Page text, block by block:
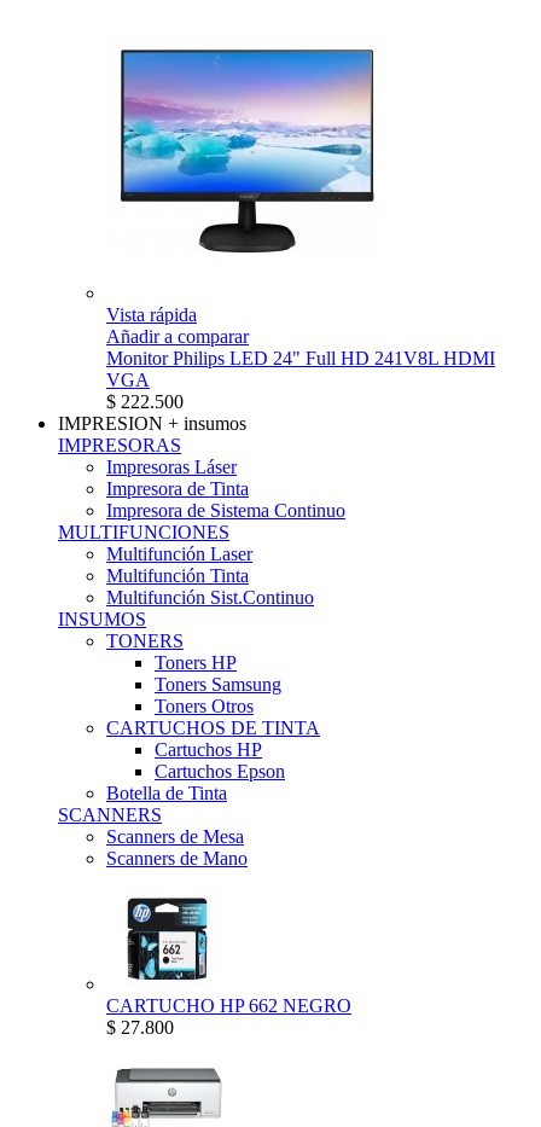
Vista rápida
Añadir a comparar
Monitor Philips LED 24" Full HD 241V8L HDMI
VGA
$ 222.500
IMPRESION + insumos
IMPRESORAS
Impresoras Láser
Impresora de Tinta
Impresora de Sistema Continuo
MULTIFUNCIONES
Multifunción Laser
Multifunción Tinta
Multifunción Sist.Continuo
INSUMOS
TONERS
Toners HP
Toners Samsung
Toners Otros
CARTUCHOS DE TINTA
Cartuchos HP
Cartuchos Epson
Botella de Tinta
SCANNERS
Scanners de Mesa
Scanners de Mano
CARTUCHO HP 662 NEGRO
$ 27.800